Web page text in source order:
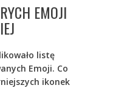
EMOJI
listę
Emoji. Co
ikonek